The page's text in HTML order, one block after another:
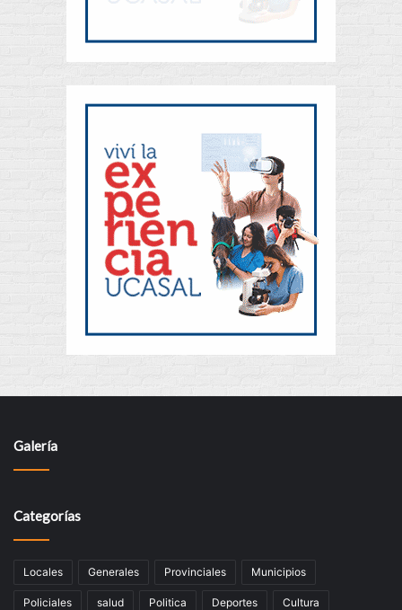
Galería
Categorías
Locales Generales Provinciales Municipios
Policiales salud Politica Deportes Cultura